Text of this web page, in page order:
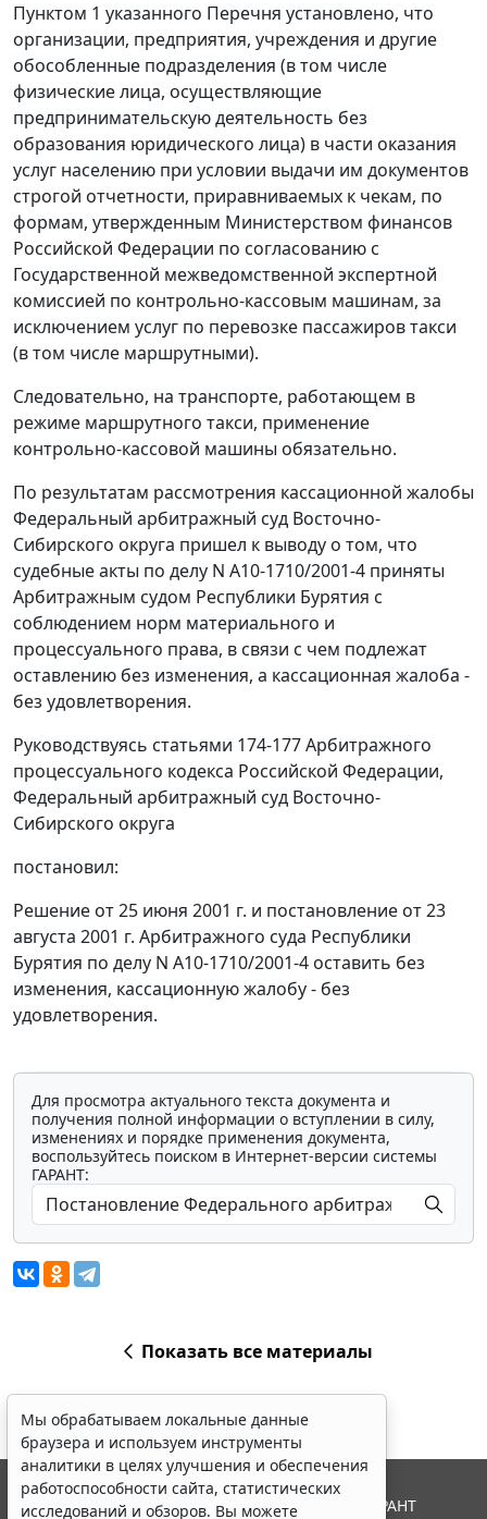
Пунктом 1 указанного Перечня установлено, что
организации, предприятия, учреждения и другие
обособленные подразделения (в том числе
физические лица, осуществляющие
предпринимательскую деятельность без
образования юридического лица) в части оказания
услуг населению при условии выдачи им документов
строгой отчетности, приравниваемых к чекам, по
формам, утвержденным Министерством финансов
Российской Федерации по согласованию с
Государственной межведомственной экспертной
комиссией по контрольно-кассовым машинам, за
исключением услуг по перевозке пассажиров такси
(в том числе маршрутными).
Следовательно, на транспорте, работающем в
режиме маршрутного такси, применение
контрольно-кассовой машины обязательно.
По результатам рассмотрения кассационной жалобы
Федеральный арбитражный суд Восточно-
Сибирского округа пришел к выводу о том, что
судебные акты по делу N А10-1710/2001-4 приняты
Арбитражным судом Республики Бурятия с
соблюдением норм материального и
процессуального права, в связи с чем подлежат
оставлению без изменения, а кассационная жалоба -
без удовлетворения.
Руководствуясь статьями 174-177Арбитражного
процессуального кодекса Российской Федерации,
Федеральный арбитражный суд Восточно-
Сибирского округа
постановил:
Решение от 25 июня 2001 г. и постановление от 23
августа 2001 г. Арбитражного суда Республики
Бурятия по делу N А10-1710/2001-4 оставить без
изменения, кассационную жалобу - без
удовлетворения.
Для просмотра актуального текста документа и
получения полной информации о вступлении в силу,
изменениях и порядке применения документа,
воспользуйтесь поиском в Интернет-версии системы
ГАРАНТ:
Показать все материалы
Мы обрабатываем локальные данные
браузера и используем инструменты
аналитики в целях улучшения и обеспечения
работоспособности сайта, статистических
исследований и обзоров. Вы можете
© ООО "НПП "ГАРАНТ-СЕРВИС", 2026. Система ГАРАНТ